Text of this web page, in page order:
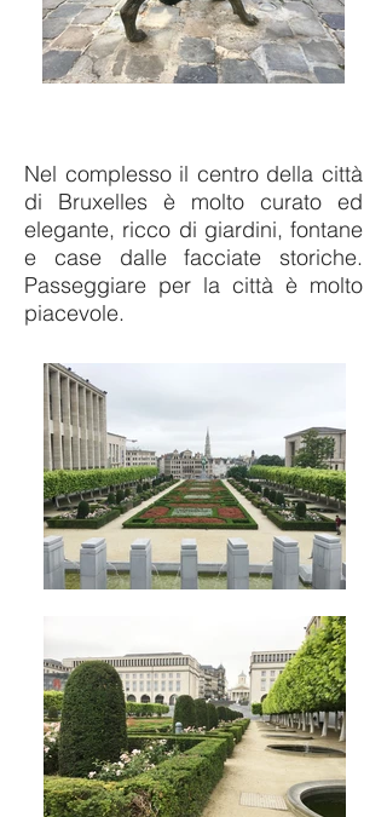
Nel complesso il centro della città
di Bruxelles è molto curato ed
elegante, ricco di giardini, fontane
e case dalle facciate storiche.
Passeggiare per la città è molto
piacevole.